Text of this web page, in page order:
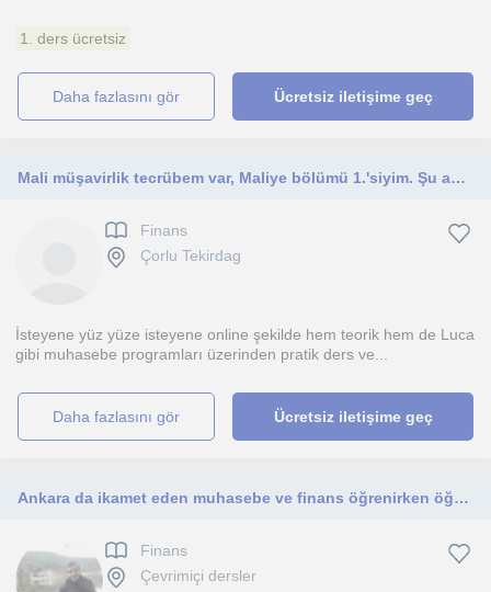
1. ders ücretsiz
daha fazlasını gör Ücretsiz iletişime geç
Mali müşavirlik tecrübem var, Maliye bölümü 1.'siyim. Şu anda bankacıyım. Muhasebe ve finans alanında uzmanım.
Finans
Çorlu Tekirdag
İsteyene yüz yüze isteyene online şekilde hem teorik hem de Luca
gibi muhasebe programları üzerinden pratik ders ve...
daha fazlasını gör Ücretsiz iletişime geç
Ankara da ikamet eden muhasebe ve finans öğrenirken öğretmeyi seven anlatıp birşeyler kazandırdıkça mutlu olan birisiyim
Finans
Çevrimiçi dersler